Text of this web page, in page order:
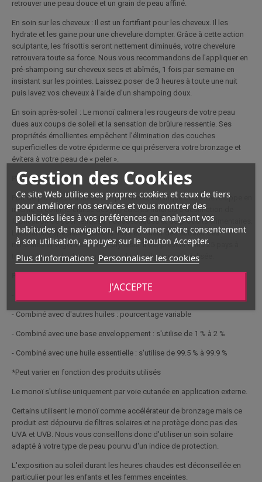
Gestion des Cookies
Ce site Web utilise ses propres cookies et ceux de tiers
pour améliorer nos services et vous montrer des
publicités liées à vos préférences en analysant vos
habitudes de navigation. Pour donner votre consentement
à son utilisation, appuyez sur le bouton Accepter.
Plus d'informations Personnaliser les cookies
J'ACCEPTE
retrouver une peau douce et un grain de peau affiné.
En soin sur les cheveux : Il est un fortifiant pour les cheveux. Il les
hydrate et les gaine pour une chevelure dompter. Grâce à cette action
sculptante, les frisottis seront nettement diminués, votre chevelure
retrouvera toute sa force. Nous vous recommandons de l'appliquer en
pré-shampoing sur cheveux secs et abîmés, 1 fois par semaine en
insistant sur les pointes. Laissez poser de 3 heures à toute une nuit
puis lavez vos cheveux à l'aide d'un shampoing doux.
En soin après-soleil : Le monoï calmera les rougeurs de votre peau
dues aux coups de soleil et la sensation de brûlure ressentie. Ses
propriétés émollientes empêchent l'élimination des couches
superficielles de votre épiderme ce qui préservera votre bronzage et
évitera à votre peau de « peler ».
PACIFIQUE SUD :
Fort de plus de 20 années d'expériences, Pacifique Sud® développe en
interne et commercialise des ingrédients naturels à destination de
fabrication de cosmétiques, nutraceutiques et de produits alimentaires.
Laboratoire spécialisé dans la mise en valeur des substances
minérales et végétales de la Polynésie. Il est présent dans 25 pays à
travers le monde dans un réseau de distribution spécialisée.
- En huile de massage : s'utilise à 100 %
- Combiné avec d'autres huiles : pourcentage variable
- Combiné avec une base enveloppement : s'utilise de 1 % à 2 %
- Combiné avec une huile essentielle : s'utilise de 99.5 % à 99.9 %
*Peut varier en fonction des produits utilisés
Le monoï s'utilise uniquement par voie cutanée en application externe.
Certains utilisent le monoï comme accélérateur de bronzage mais ce
produit est dépourvu de filtres solaires et ne protège donc pas des
UVA et UVB. Nous vous conseillons donc d'utiliser un soin solaire
adapté à votre type de peau pourvu d'un indice de protection.
L'exposition au soleil durant les heures chaudes est déconseillée en
particulier pour les enfants et les femmes enceintes.